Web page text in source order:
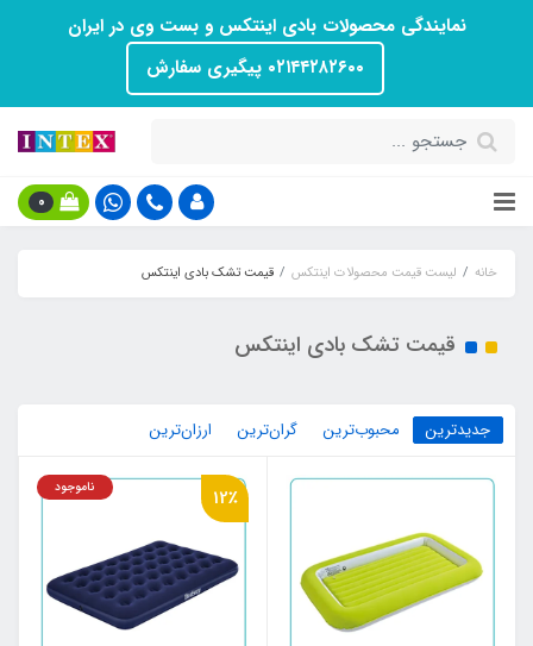
نمایندگی محصولات بادی اینتکس و بست وی در ایران
۰۲۱۴۴۲۸۲۶۰۰ پیگیری سفارش
0
خانه لیست قیمت محصولات اینتکس قیمت تشک بادی اینتکس
قیمت تشک بادی اینتکس
جدیدترین محبوب‌ترین گران‌ترین ارزان‌ترین
12٪ ناموجود